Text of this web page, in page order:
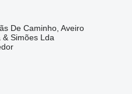
De Caminho, Aveiro
& Simões Lda